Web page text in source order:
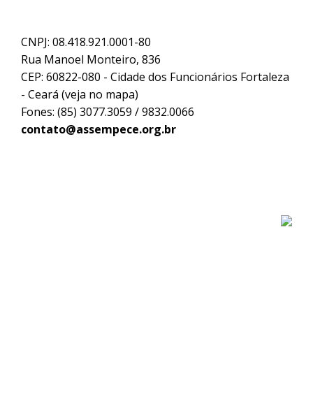
CNPJ: 08.418.921.0001-80
Rua Manoel Monteiro, 836
CEP: 60822-080 - Cidade dos Funcionários Fortaleza
- Ceará (veja no mapa)
Fones: (85) 3077.3059 / 9832.0066
contato@assempece.org.br